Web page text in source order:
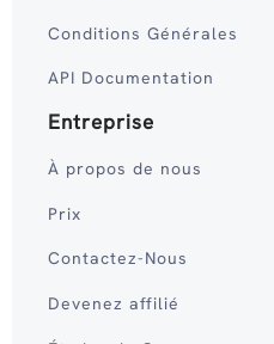
Conditions Générales
API Documentation
Entreprise
À propos de nous
Prix
Contactez-Nous
Devenez affilié